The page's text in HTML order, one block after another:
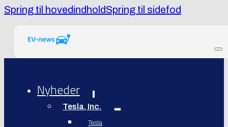
Spring til hovedindholdSpring til sidefod
Nyheder
Tesla, Inc.
Tesla